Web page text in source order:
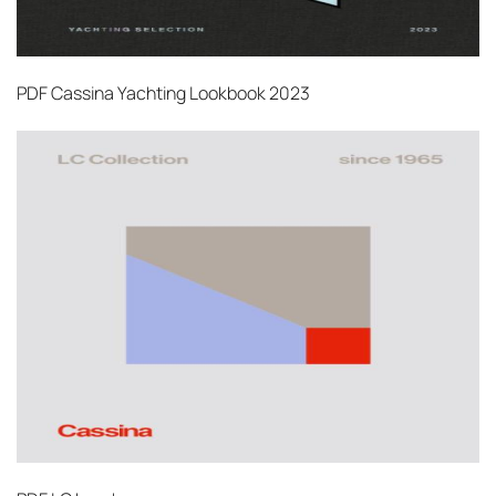
PDFCassina Yachting Lookbook 2023